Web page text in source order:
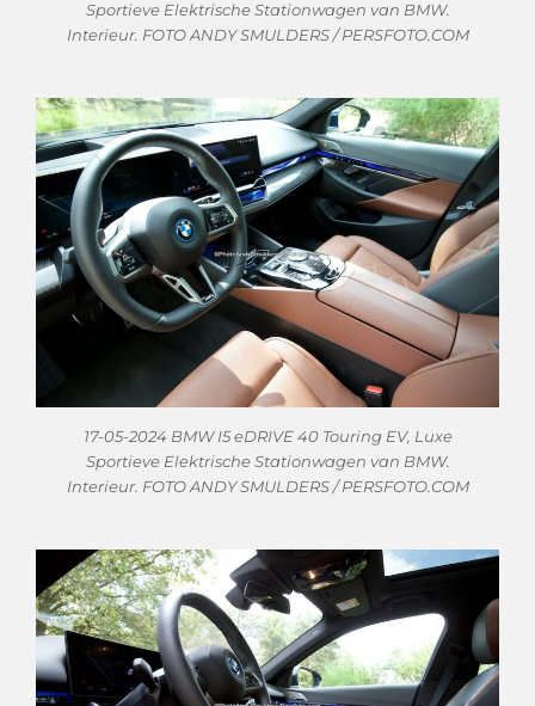
Sportieve Elektrische Stationwagen van BMW.
Interieur. FOTO ANDY SMULDERS / PERSFOTO.COM
17-05-2024 BMW I5 eDRIVE 40 Touring EV, Luxe
Sportieve Elektrische Stationwagen van BMW.
Interieur. FOTO ANDY SMULDERS / PERSFOTO.COM